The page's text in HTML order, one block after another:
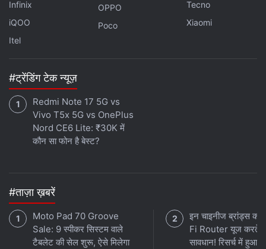
Infinix
iQOO
Itel
OPPO
Poco
Tecno
Xiaomi
#ट्रेंडिंग टेक न्यूज़
Redmi Note 17 5G vs
Vivo T5x 5G vs OnePlus
Nord CE6 Lite: ₹30K में
कौन सा फोन है बेस्ट?
#ताज़ा ख़बरें
Moto Pad 70 Groove
Sale: 9 स्पीकर सिस्टम वाले
टैबलेट की सेल शुरू, ऐसे मिलेगा
इन चाइनीज ब्रांड्स का
Fi Router यूज करते
सावधान! रिसर्च में हुआ